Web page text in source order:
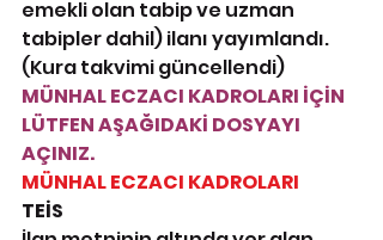
emekli olan tabip ve uzman
tabipler dahil) ilanı yayımlandı.
(Kura takvimi güncellendi)
MÜNHAL ECZACI KADROLARI İÇİN
LÜTFEN AŞAĞIDAKİ DOSYAYI
AÇINIZ.
MÜNHAL ECZACI KADROLARI
TEİS